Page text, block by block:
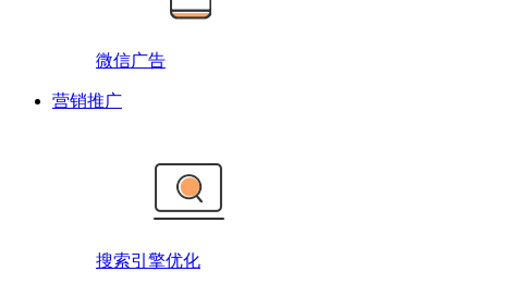
微信广告
营销推广
搜索引擎优化